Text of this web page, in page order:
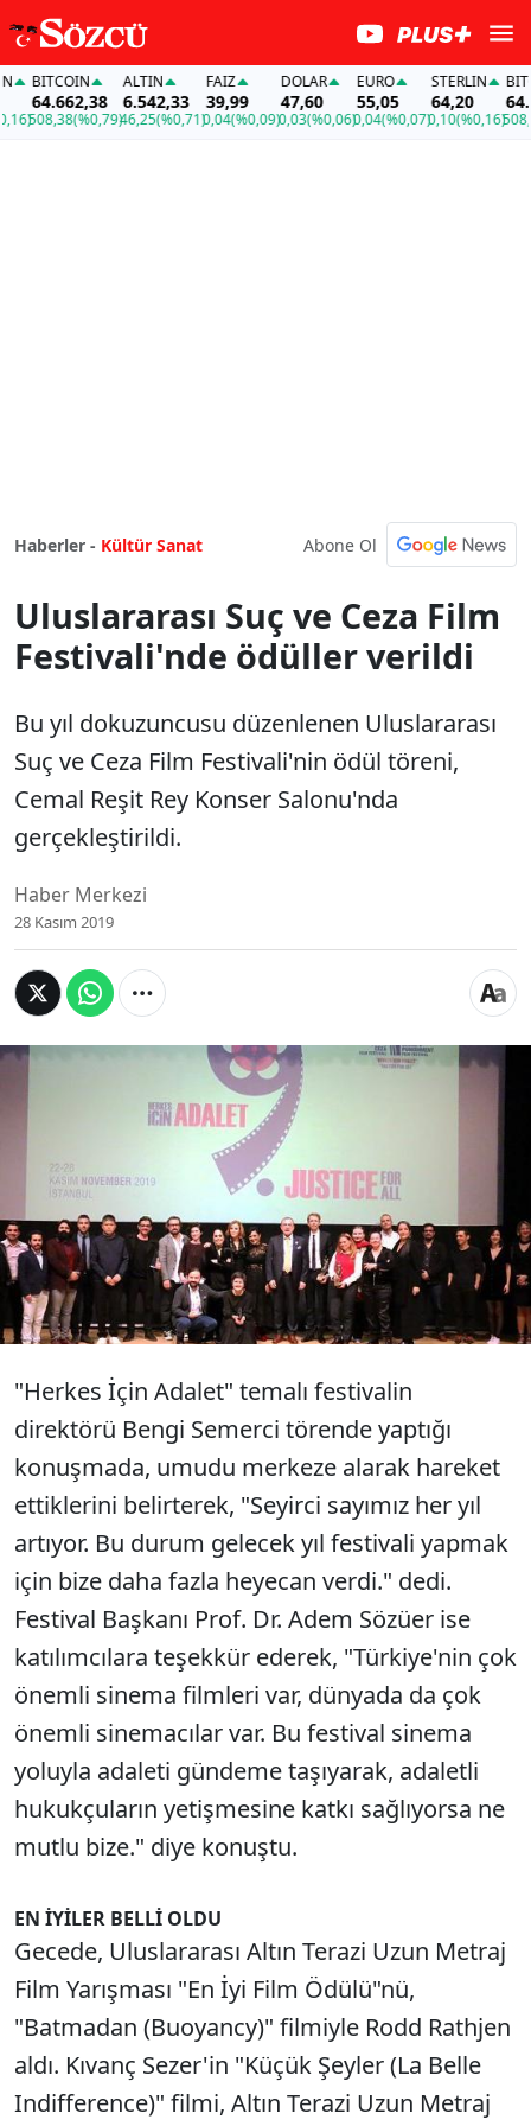
BITCOIN
64.662,38
508,38(%0,79)
ALTIN
6.542,33
46,25(%0,71)
FAİZ
39,99
0,04(%0,09)
DOLAR
47,60
0,03(%0,06)
EURO
55,05
0,04(%0,07)
STERLIN
64,20
0,10(%0,16)
Haberler - Kültür Sanat Abone Ol
Uluslararası Suç ve Ceza Film
Festivali'nde ödüller verildi
Bu yıl dokuzuncusu düzenlenen Uluslararası
Suç ve Ceza Film Festivali'nin ödül töreni,
Cemal Reşit Rey Konser Salonu'nda
gerçekleştirildi.
Haber Merkezi
28 Kasım 2019
Bu yıl dokuzuncusu düzenlenen
Uluslararası Suç ve Ceza Film Festivali'nin
ödül töreni, Cemal Reşit Rey Konser
Salonu'nda gerçekleştirildi.
"Herkes İçin Adalet" temalı festivalin
direktörü Bengi Semerci törende yaptığı
konuşmada, umudu merkeze alarak hareket
ettiklerini belirterek, "Seyirci sayımız her yıl
artıyor. Bu durum gelecek yıl festivali yapmak
için bize daha fazla heyecan verdi." dedi.
Festival Başkanı Prof. Dr. Adem Sözüer ise
katılımcılara teşekkür ederek, "Türkiye'nin çok
önemli sinema filmleri var, dünyada da çok
önemli sinemacılar var. Bu festival sinema
yoluyla adaleti gündeme taşıyarak, adaletli
hukukçuların yetişmesine katkı sağlıyorsa ne
mutlu bize." diye konuştu.
EN İYİLER BELLİ OLDU
Gecede, Uluslararası Altın Terazi Uzun Metraj
Film Yarışması "En İyi Film Ödülü"nü,
"Batmadan (Buoyancy)" filmiyle Rodd Rathjen
aldı. Kıvanç Sezer'in "Küçük Şeyler (La Belle
Indifference)" filmi, Altın Terazi Uzun Metraj